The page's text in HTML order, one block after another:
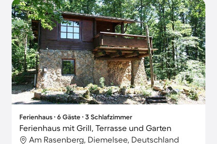
Ferienhaus ∙ 6 Gäste ∙ 3 Schlafzimmer
Ferienhaus mit Grill, Terrasse und Garten
Am Rasenberg, Diemelsee, Deutschland